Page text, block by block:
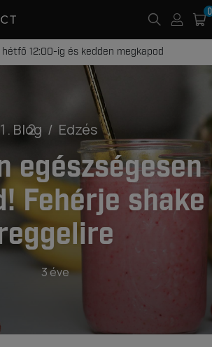
hétfő 12:00-ig és kedden megkapod
Blog Edzés
egészségesen
Fehérje shake
3 éve
0